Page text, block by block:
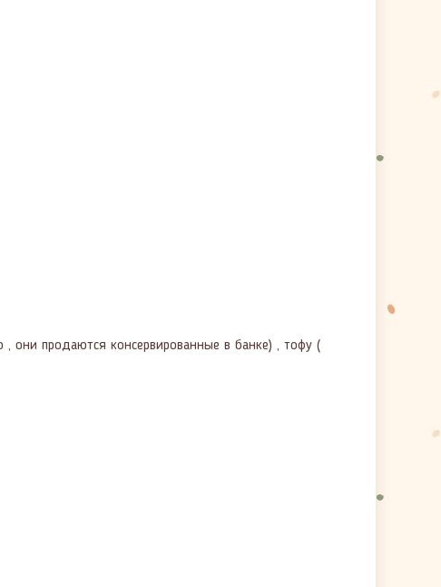
они продаются консервированные в банке) , тофу (